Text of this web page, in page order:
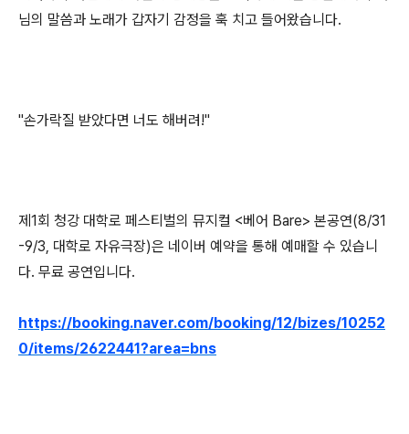
님의 말씀과 노래가 갑자기 감정을 훅 치고 들어왔습니다.
"손가락질 받았다면 너도 해버려!"
제1회 청강 대학로 페스티벌의 뮤지컬 <베어 Bare> 본공연(8/31
-9/3, 대학로 자유극장)은 네이버 예약을 통해 예매할 수 있습니
다. 무료 공연입니다.
https://booking.naver.com/booking/12/bizes/10252
0/items/2622441?area=bns